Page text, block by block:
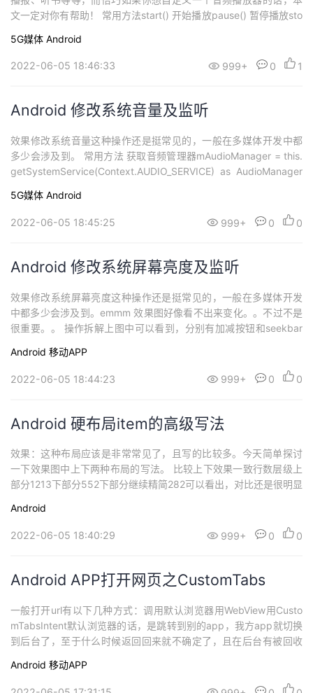
文一定对你有帮助！ 常用方法start() 开始播放pause() 暂停播放sto
塞UI线程seekTo(int msec) 定位到指定位置，单位毫秒isLooping
是否循环播放isP...
5G媒体 Android
2022-06-05 18:46:33 999+ 0 1
Android 修改系统音量及监听
效果修改系统音量这种操作还是挺常见的，一般在多媒体开发中都
多少会涉及到。 常用方法 获取音频管理器mAudioManager = this.
getSystemService(Context.AUDIO_SERVICE) as AudioManager
MaxVolume(AudioManager.ST...
5G媒体 Android
2022-06-05 18:45:25 999+ 0 0
Android 修改系统屏幕亮度及监听
效果修改系统屏幕亮度这种操作还是挺常见的，一般在多媒体开发
中都多少会涉及到。emmm 效果图好像看不出来变化。。不过不是
很重要。。 操作拆解上图中可以看到，分别有加减按钮和seekbar
获取系统屏幕亮度(0-255) */ private fun getScreenBrightness():
I...
Android 移动APP
2022-06-05 18:44:23 999+ 0 0
Android 硬布局item的高级写法
效果：这种布局应该是非常常见了，且写的比较多。今天简单探讨
一下效果图中上下两种布局的写法。 比较上下效果一致行数层级上
部分1213下部分552下部分继续精简282可以看出，对比还是很明显
法，横向的LinearLayout嵌套三个子View，分别是左边的ImageVie
w，中间的TextView，和右边的ImageView。然后每...
Android
2022-06-05 18:40:29 999+ 0 0
Android APP打开网页之CustomTabs
一般打开url有以下几种方式：调用默认浏览器用WebView用Custo
mTabsIntent默认浏览器的话，是跳转到别的app，我方app就切换
到后台了，至于什么时候返回回来就不确定了，且在后台有被回收
况，可以使用。WebView是我们比较常用的，如果页面可控，且需
要交互的，还是建议使用webview的。CustomTabs在用户的...
Android 移动APP